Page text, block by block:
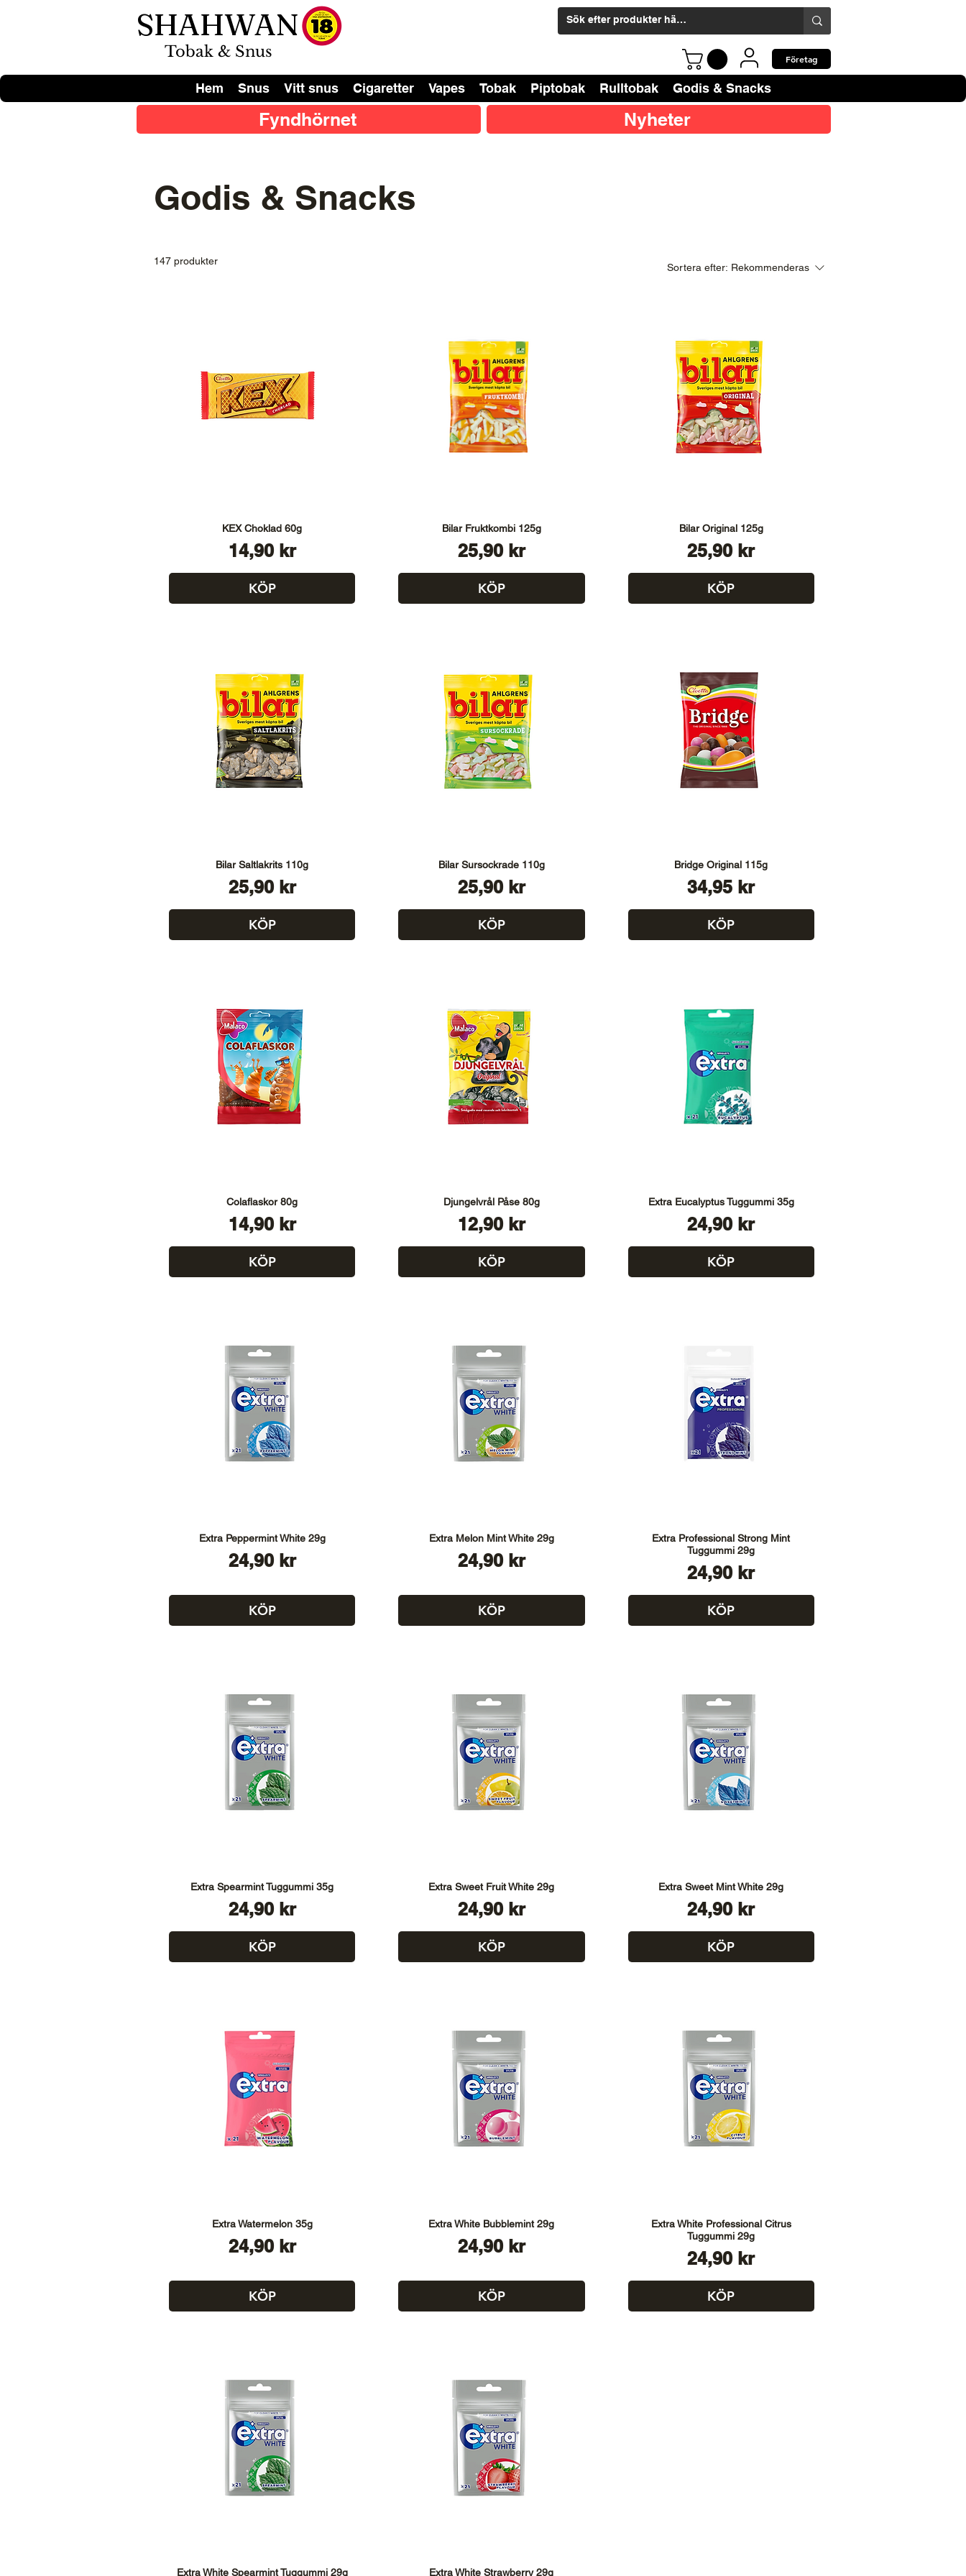
SHAHWAN
Tobak & Snus Företag
Hem Snus Vitt snus Cigaretter Vapes Tobak Piptobak Rulltobak Godis & Snacks
Fyndhörnet Nyheter
Godis & Snacks
147 produkter
Sortera efter: Rekommenderas
KEX Choklad 60g
Pris
14,90 kr
KÖP
Bilar Fruktkombi 125g
Pris
25,90 kr
KÖP
Bilar Original 125g
Pris
25,90 kr
KÖP
Bilar Saltlakrits 110g
Pris
25,90 kr
KÖP
Bilar Sursockrade 110g
Pris
25,90 kr
KÖP
Bridge Original 115g
Pris
34,95 kr
KÖP
Colaflaskor 80g
Pris
14,90 kr
KÖP
Djungelvrål Påse 80g
Pris
12,90 kr
KÖP
Extra Eucalyptus Tuggummi 35g
Pris
24,90 kr
KÖP
Extra Peppermint White 29g
Pris
24,90 kr
KÖP
Extra Melon Mint White 29g
Pris
24,90 kr
KÖP
Extra Professional Strong Mint
Tuggummi 29g
Pris
24,90 kr
KÖP
Extra Spearmint Tuggummi 35g
Pris
24,90 kr
KÖP
Extra Sweet Fruit White 29g
Pris
24,90 kr
KÖP
Extra Sweet Mint White 29g
Pris
24,90 kr
KÖP
Extra Watermelon 35g
Pris
24,90 kr
KÖP
Extra White Bubblemint 29g
Pris
24,90 kr
KÖP
Extra White Professional Citrus
Tuggummi 29g
Pris
24,90 kr
KÖP
Extra White Spearmint Tuggummi 29g Extra White Strawberry 29g